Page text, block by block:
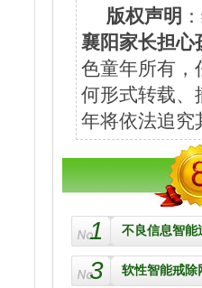
版权声明
襄阳家长担心
色童年所有，
何形式转载、
年将依法追究
1 不良信息智能
3 软性智能戒除